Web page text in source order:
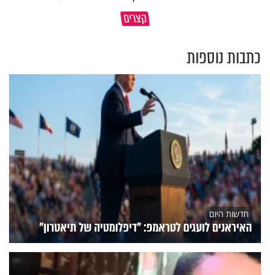
קצרים
תשתמש באהבה של השם לטובתך
פותחים פתח קטן - ומקבלים
כתבות נוספות
חדשות היום
האיראנים לועגים לטראמפ: "דיפלומטיה של תיאטרון"